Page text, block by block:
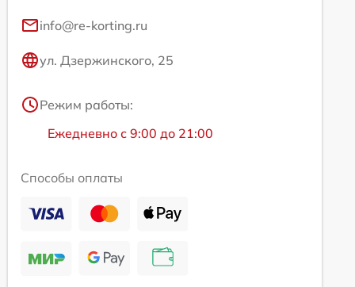
info@re-korting.ru
ул. Дзержинского, 25
Режим работы:
Ежедневно с 9:00 до 21:00
Способы оплаты